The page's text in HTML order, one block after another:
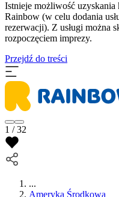
Istnieje możliwość
Rainbow (w celu dodania
rezerwacji). Z usługi można
rozpoczęciem imprezy.
Przejdź do treści
1 / 32
...
Ameryka Środkowa